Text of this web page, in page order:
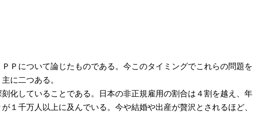
Ｐについて論じたものである。今このタイミングでこれらの問題を
に二つある。
化していることである。日本の非正規雇用の割合は４割を越え、年
１千万人以上に及んでいる。今や結婚や出産が贅沢とされるほど、